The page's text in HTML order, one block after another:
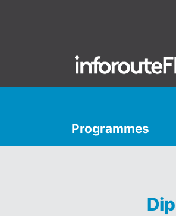
Programmes